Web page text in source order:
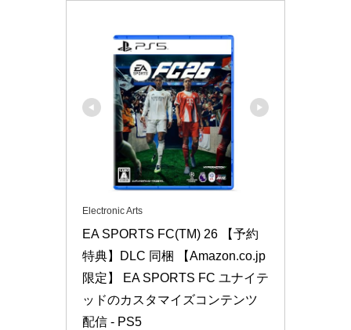
Electronic Arts
EA SPORTS FC(TM) 26 【予約
特典】DLC 同梱 【Amazon.co.jp
限定】 EA SPORTS FC ユナイテ
ッドのカスタマイズコンテンツ
配信 - PS5